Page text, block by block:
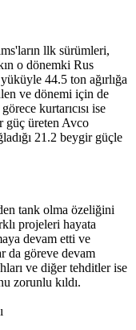
llk sürümleri,
o dönemki Rus
44.5 ton ağırlığa
ve dönemi için de
kurtarıcısı ise
güç üreten Avco
21.2 beygir güçle
tank olma özeliğini
projeleri hayata
devam etti ve
da göreve devam
ve diğer tehditler ise
zorunlu kıldı.